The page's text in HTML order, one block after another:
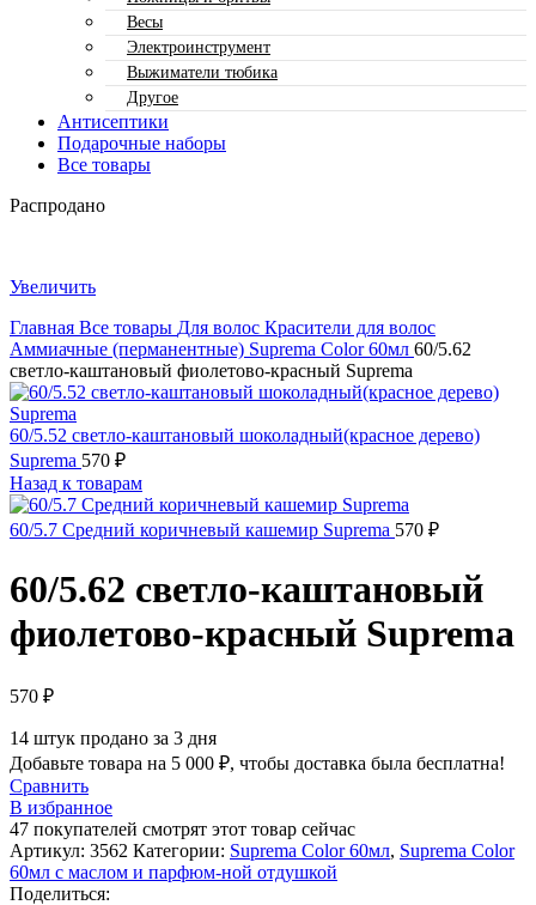
Весы
Электроинструмент
Выжиматели тюбика
Другое
Антисептики
Подарочные наборы
Все товары
Распродано
Увеличить
Главная Все товары Для волос Красители для волос
Аммиачные (перманентные) Suprema Color 60мл 60/5.62
светло-каштановый фиолетово-красный Suprema
60/5.52 светло-каштановый шоколадный(красное дерево)
Suprema 570 ₽
Назад к товарам
60/5.7 Средний коричневый кашемир Suprema 570 ₽
60/5.62 светло-каштановый
фиолетово-красный Suprema
570 ₽
14 штук продано за 3 дня
Добавьте товара на 5 000 ₽, чтобы доставка была бесплатна!
Сравнить
В избранное
47 покупателей смотрят этот товар сейчас
Артикул: 3562 Категории: Suprema Color 60мл, Suprema Color
60мл c маслом и парфюм-ной отдушкой
Поделиться: